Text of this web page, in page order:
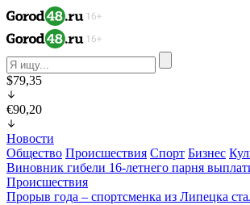
$79,35
€90,20
Новости
Общество Происшествия Спорт Бизнес
Виновник гибели 16-летнего парня
Происшествия
Прорыв года – спортсменка из Липецка